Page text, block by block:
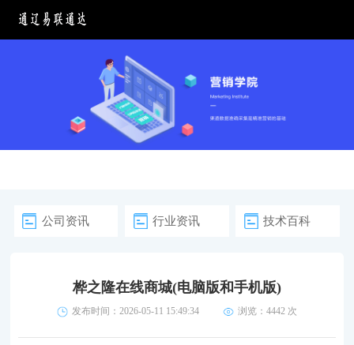
公司资讯 行业资讯 技术百科
桦之隆在线商城(电脑版和手机版)
发布时间：2026-05-11 15:49:34 浏览： 4442 次